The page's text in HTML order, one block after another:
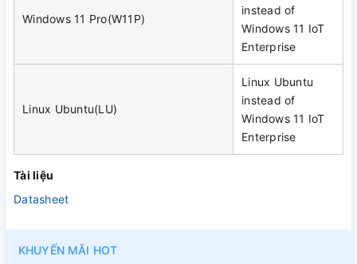
Windows 11 Pro(W11P)
instead of
Windows 11 IoT
Enterprise
Linux Ubuntu(LU)
Linux Ubuntu
instead of
Windows 11 IoT
Enterprise
Tài liệu
Datasheet
KHUYẾN MÃI HOT